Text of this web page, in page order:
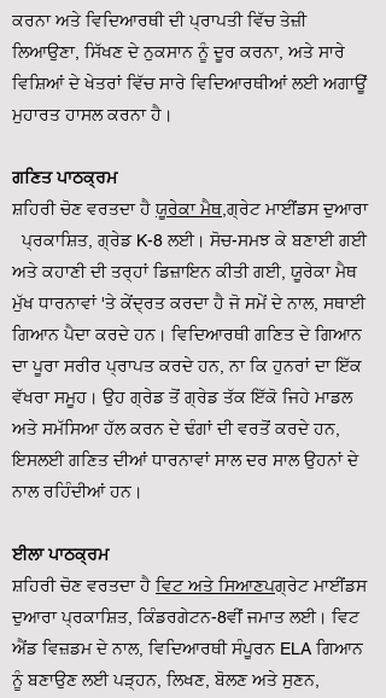
ਕਰਨਾ ਅਤੇ ਵਿਦਿਆਰਥੀ ਦੀ ਪ੍ਰਾਪਤੀ ਵਿੱਚ ਤੇਜ਼ੀ
ਲਿਆਉਣਾ, ਸਿੱਖਣ ਦੇ ਨੁਕਸਾਨ ਨੂੰ ਦੂਰ ਕਰਨਾ, ਅਤੇ ਸਾਰੇ
ਵਿਸ਼ਿਆਂ ਦੇ ਖੇਤਰਾਂ ਵਿੱਚ ਸਾਰੇ ਵਿਦਿਆਰਥੀਆਂ ਲਈ ਅਗਾਊਂ
ਮੁਹਾਰਤ ਹਾਸਲ ਕਰਨਾ ਹੈ।
ਗਣਿਤ ਪਾਠਕ੍ਰਮ
ਸ਼ਹਿਰੀ ਚੋਣ ਵਰਤਦਾ ਹੈ ਯੂਰੇਕਾ ਮੈਥ, ਗ੍ਰੇਟ ਮਾਈਂਡਸ ਦੁਆਰਾ
ਪ੍ਰਕਾਸ਼ਿਤ, ਗ੍ਰੇਡ K-8 ਲਈ। ਸੋਚ-ਸਮਝ ਕੇ ਬਣਾਈ ਗਈ
ਅਤੇ ਕਹਾਣੀ ਦੀ ਤਰ੍ਹਾਂ ਡਿਜ਼ਾਇਨ ਕੀਤੀ ਗਈ, ਯੂਰੇਕਾ ਮੈਥ
ਮੁੱਖ ਧਾਰਨਾਵਾਂ 'ਤੇ ਕੇਂਦ੍ਰਤ ਕਰਦਾ ਹੈ ਜੋ ਸਮੇਂ ਦੇ ਨਾਲ, ਸਥਾਈ
ਗਿਆਨ ਪੈਦਾ ਕਰਦੇ ਹਨ। ਵਿਦਿਆਰਥੀ ਗਣਿਤ ਦੇ ਗਿਆਨ
ਦਾ ਪੂਰਾ ਸਰੀਰ ਪ੍ਰਾਪਤ ਕਰਦੇ ਹਨ, ਨਾ ਕਿ ਹੁਨਰਾਂ ਦਾ ਇੱਕ
ਵੱਖਰਾ ਸਮੂਹ। ਉਹ ਗ੍ਰੇਡ ਤੋਂ ਗ੍ਰੇਡ ਤੱਕ ਇੱਕੋ ਜਿਹੇ ਮਾਡਲ
ਅਤੇ ਸਮੱਸਿਆ ਹੱਲ ਕਰਨ ਦੇ ਢੰਗਾਂ ਦੀ ਵਰਤੋਂ ਕਰਦੇ ਹਨ,
ਇਸਲਈ ਗਣਿਤ ਦੀਆਂ ਧਾਰਨਾਵਾਂ ਸਾਲ ਦਰ ਸਾਲ ਉਹਨਾਂ ਦੇ
ਨਾਲ ਰਹਿੰਦੀਆਂ ਹਨ।
ਈਲਾ ਪਾਠਕ੍ਰਮ
ਸ਼ਹਿਰੀ ਚੋਣ ਵਰਤਦਾ ਹੈ ਵਿਟ ਅਤੇ ਸਿਆਣਪਗ੍ਰੇਟ ਮਾਈਂਡਸ
ਦੁਆਰਾ ਪ੍ਰਕਾਸ਼ਿਤ, ਕਿੰਡਰਗੇਟਨ-8ਵੀਂ ਜਮਾਤ ਲਈ। ਵਿਟ
ਐਂਡ ਵਿਜ਼ਡਮ ਦੇ ਨਾਲ, ਵਿਦਿਆਰਥੀ ਸੰਪੂਰਨ ELA ਗਿਆਨ
ਨੂੰ ਬਣਾਉਣ ਲਈ ਪੜ੍ਹਨ, ਲਿਖਣ, ਬੋਲਣ ਅਤੇ ਸੁਣਨ,